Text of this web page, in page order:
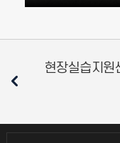
현장실습지원